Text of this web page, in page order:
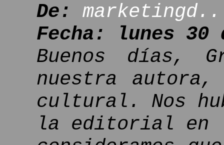
De:
Fecha: lunes 30
Buenos días,
nuestra
cultural. Nos
la editorial en